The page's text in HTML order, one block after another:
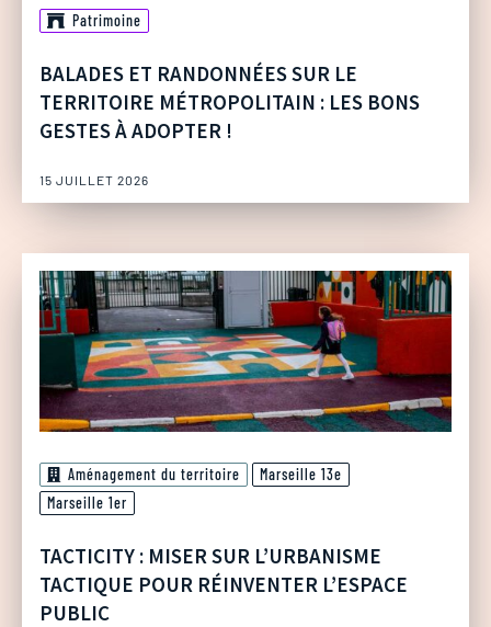
Patrimoine
BALADES ET RANDONNÉES SUR LE
TERRITOIRE MÉTROPOLITAIN : LES BONS
GESTES À ADOPTER !
15 JUILLET 2026
Aménagement du territoire
Marseille 13e
Marseille 1er
TACTICITY : MISER SUR L’URBANISME
TACTIQUE POUR RÉINVENTER L’ESPACE
PUBLIC